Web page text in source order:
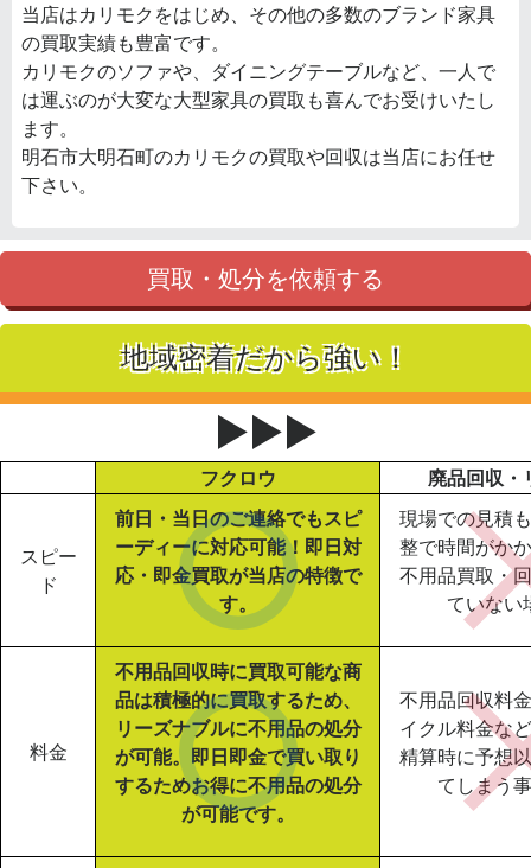
当店はカリモクをはじめ、その他の多数のブランド家具
の買取実績も豊富です。
カリモクのソファや、ダイニングテーブルなど、一人で
は運ぶのが大変な大型家具の買取も喜んでお受けいたし
ます。
明石市大明石町のカリモクの買取や回収は当店にお任せ
下さい。
買取・処分を依頼する
地域密着だから強い！
▶▶▶
フクロウ 廃品回収・
スピー
ド
前日・当日のご連絡でもスピ
ーディーに対応可能！即日対
応・即金買取が当店の特徴で
す。
現場での見積
整で時間がか
不用品買取・
ていない
料金
不用品回収時に買取可能な商
品は積極的に買取するため、
リーズナブルに不用品の処分
が可能。即日即金で買い取り
するためお得に不用品の処分
が可能です。
不用品回収料
イクル料金な
精算時に予想
てしまう